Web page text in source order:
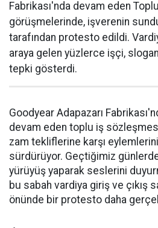
Fabrikası'nda devam eden
görüşmelerinde, işverenin
tarafından protesto edildi.
araya gelen yüzlerce işçi,
tepki gösterdi.
Goodyear Adapazarı
devam eden toplu iş
zam tekliflerine karşı
sürdürüyor. Geçtiğimiz
yürüyüş yaparak seslerini
bu sabah vardiya giriş ve çıkış
önünde bir protesto daha